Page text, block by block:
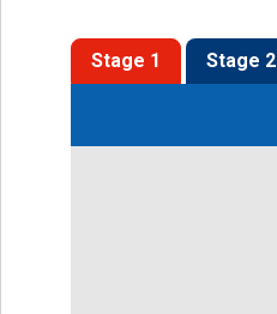
Stage 1 Stage 2